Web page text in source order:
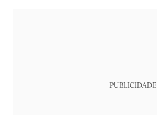
PUBLICIDADE